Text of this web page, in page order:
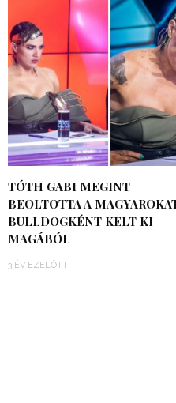
TÓTH GABI MEGINT
BEOLTOTTA A
BULLDOGKÉNT KELT KI
MAGÁBÓL
3 ÉV EZELŐTT